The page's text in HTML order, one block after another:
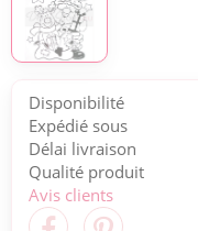
Disponibilité
Expédié sous
Délai livraison
Qualité produit
Avis clients